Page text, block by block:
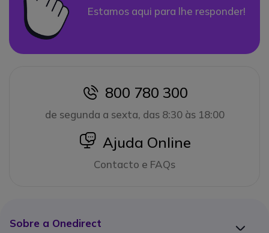
Estamos aqui para lhe responder!
icon
800 780 300
de segunda a sexta, das 8:30 às 18:00
icon
Ajuda Online
Contacto e FAQs
Sobre a Onedirect